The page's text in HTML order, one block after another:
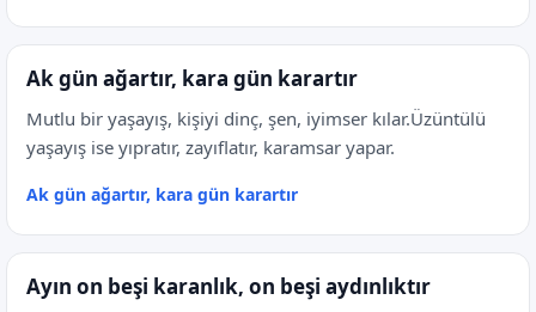
Ak gün ağartır, kara gün karartır
Mutlu bir yaşayış, kişiyi dinç, şen, iyimser kılar.Üzüntülü
yaşayış ise yıpratır, zayıflatır, karamsar yapar.
Ak gün ağartır, kara gün karartır
Ayın on beşi karanlık, on beşi aydınlıktır